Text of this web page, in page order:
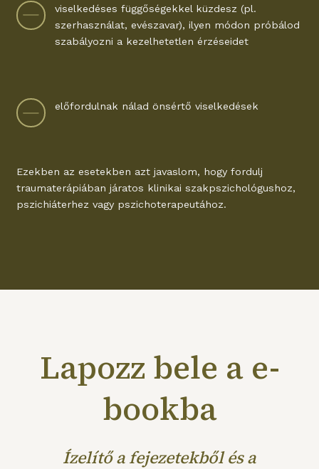
viselkedéses függőségekkel küzdesz (pl.
szerhasználat, evészavar), ilyen módon próbálod
szabályozni a kezelhetetlen érzéseidet
előfordulnak nálad önsértő viselkedések
Ezekben az esetekben azt javaslom, hogy fordulj
traumaterápiában járatos klinikai szakpszichológushoz,
pszichiáterhez vagy pszichoterapeutához.
Lapozz bele a e-
bookba
Ízelítő a fejezetekből és a